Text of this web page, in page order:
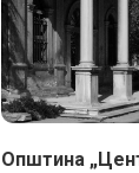
Општина